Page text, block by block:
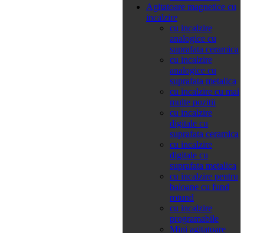
Agitatoare magnetice cu
incalzire
cu incalzire
analogice cu
suprafata ceramica
cu incalzire
analogice cu
suprafata metalica
cu incalzire cu mai
multe pozitii
cu incalzire
digitale cu
suprafata ceramica
cu incalzire
digitale cu
suprafata metalica
cu incalzire pentru
baloane cu fund
rotund
cu incalzire
programabile
Mini agitatoare